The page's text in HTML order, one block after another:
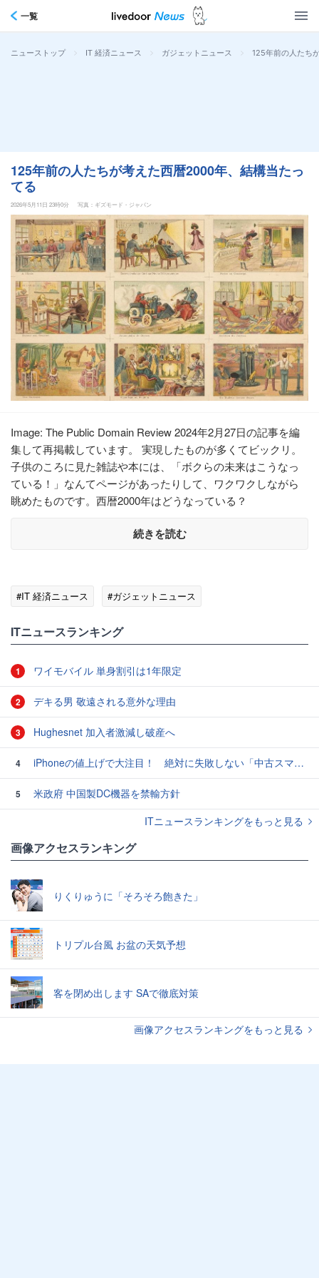
一覧
ニューストップ > IT 経済ニュース > ガジェットニュース > 125年前の人たち
125年前の人たちが考えた西暦2000年、結構当たっ
てる
2026年5月11日 23時0分 写真：ギズモード・ジャパン
Image: The Public Domain Review 2024年2月27日の記事を編
集して再掲載しています。 実現したものが多くてビックリ。
子供のころに見た雑誌や本には、「ボクらの未来はこうなっ
ている！」なんてページがあったりして、ワクワクしながら
眺めたものです。西暦2000年はどうなっている？
続きを読む
#IT 経済ニュース #ガジェットニュース
ITニュースランキング
1 ワイモバイル 単身割引は1年限定
2 デキる男 敬遠される意外な理由
3 Hughesnet 加入者激減し破産へ
4 iPhoneの値上げで大注目！ 絶対に失敗しない「中古スマホ」の売り方＆買い方
5
米政府 中国製DC機器を禁輸方針
ITニュースランキングをもっと見る
画像アクセスランキング
りくりゅうに「そろそろ飽きた」
トリプル台風 お盆の天気予想
客を閉め出します SAで徹底対策
画像アクセスランキングをもっと見る